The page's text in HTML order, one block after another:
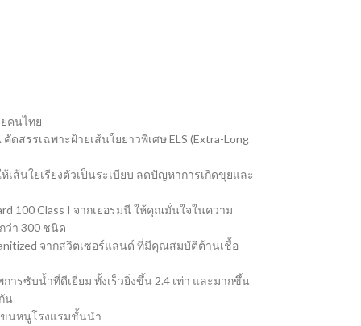
คนไทย
สรรเฉพาะฝ้ายเส้นใยยาวพิเศษ ELS (Extra-Long
เส้นใยเรียงตัวเป็นระเบียบ ลดปัญหาการเกิดขุยและ
100 Class I จากเยอรมนี ให้คุณมั่นใจในความ
ว่า 300 ชนิด
จากสวิตเซอร์แลนด์ ที่มีคุณสมบัติต้านเชื้อ
ารซับน้ำที่ดีเยี่ยม ทั้งเร็วยิ่งขึ้น 2.4 เท่า และมากขึ้น
น
นหนูโรงแรมชั้นนำ